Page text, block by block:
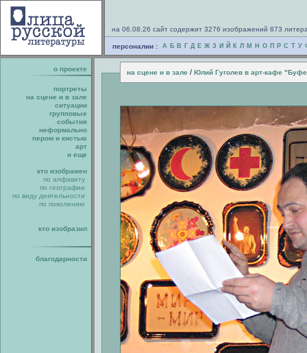
на 06.08.26 сайт содержит 3276 изображений 873
персоналии : А Б В Г Д Е Ж З И Й К Л М Н О П Р С Т У
о проекте на сцене и в зале / Юлий Гуголев в арт-кафе
портреты
на сцене и в зале
ситуации
групповые
события
неформально
пером и кистью
арт
и еще
кто изображен
по алфавиту
по географии
по виду деятельности
по поколению
кто изобразил
благодарности